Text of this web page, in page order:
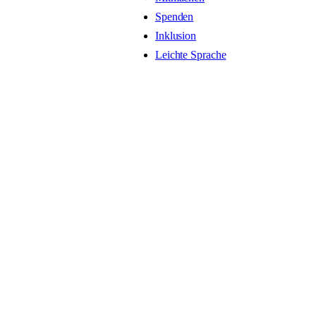
Spenden
Inklusion
Leichte Sprache